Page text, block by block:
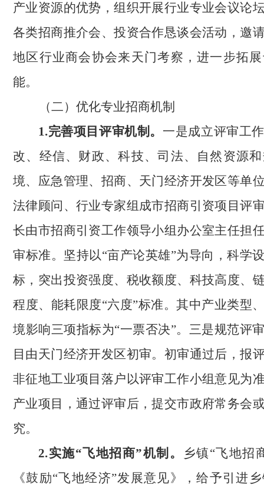
产业资源的优势，组织开展行业专业会议论
各类招商推介会、投资合作恳谈会活动，邀
地区行业商会协会来天门考察，进一步拓
能。
（二）优化专业招商机制
1.完善项目评审机制。 一是成立评审工
改、经信、财政、科技、司法、自然资源
境、应急管理、招商、天门经济开发区等单
法律顾问、行业专家组成市招商引资项目评
长由市招商引资工作领导小组办公室主任担
审标准。坚持以“亩产论英雄”为导向，科学
标，突出投资强度、税收额度、科技高度、
程度、能耗限度“六度”标准。其中产业类型
境影响三项指标为“一票否决”。三是规范评
目由天门经济开发区初审。初审通过后，报
非征地工业项目落户以评审工作小组意见为
产业项目，通过评审后，提交市政府常务会
究。
2.实施“飞地招商”机制。
乡镇“飞地招
《鼓励“飞地经济”发展意见》，给予引进